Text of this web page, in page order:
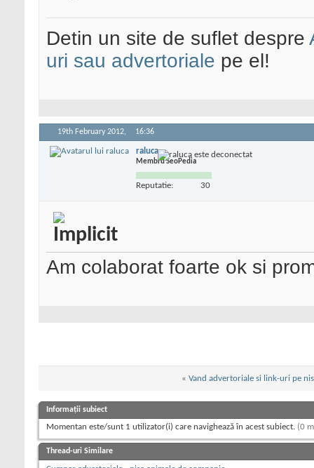
Detin un site de suflet despre
uri sau advertoriale pe el!
19th February 2012, 16:36
raluca
Membru SeoPedia
Reputatie: 30
Am colaborat foarte ok si
« Vand advertoriale si link-uri pe
Informații subiect
Momentan este/sunt 1 utilizator(i) care navighează în acest subiect. (0
Thread-uri Similare